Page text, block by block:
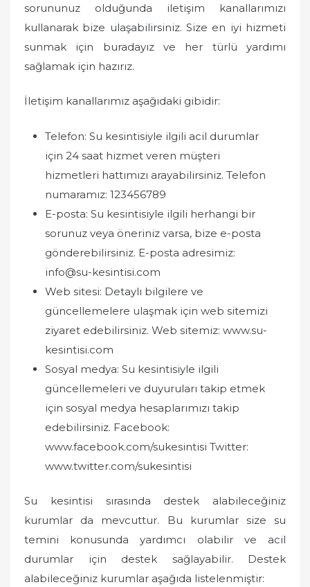
sorununuz olduğunda iletişim kanallarımızı
kullanarak bize ulaşabilirsiniz. Size en iyi hizmeti
sunmak için buradayız ve her türlü yardımı
sağlamak için hazırız.
İletişim kanallarımız aşağıdaki gibidir:
Telefon: Su kesintisiyle ilgili acil durumlar
için 24 saat hizmet veren müşteri
hizmetleri hattımızı arayabilirsiniz. Telefon
numaramız: 123456789
E-posta: Su kesintisiyle ilgili herhangi bir
sorunuz veya öneriniz varsa, bize e-posta
gönderebilirsiniz. E-posta adresimiz:
info@su-kesintisi.com
Web sitesi: Detaylı bilgilere ve
güncellemelere ulaşmak için web sitemizi
ziyaret edebilirsiniz. Web sitemiz: www.su-
kesintisi.com
Sosyal medya: Su kesintisiyle ilgili
güncellemeleri ve duyuruları takip etmek
için sosyal medya hesaplarımızı takip
edebilirsiniz. Facebook:
www.facebook.com/sukesintisi Twitter:
www.twitter.com/sukesintisi
Su kesintisi sırasında destek alabileceğiniz
kurumlar da mevcuttur. Bu kurumlar size su
temini konusunda yardımcı olabilir ve acil
durumlar için destek sağlayabilir. Destek
alabileceğiniz kurumlar aşağıda listelenmiştir: